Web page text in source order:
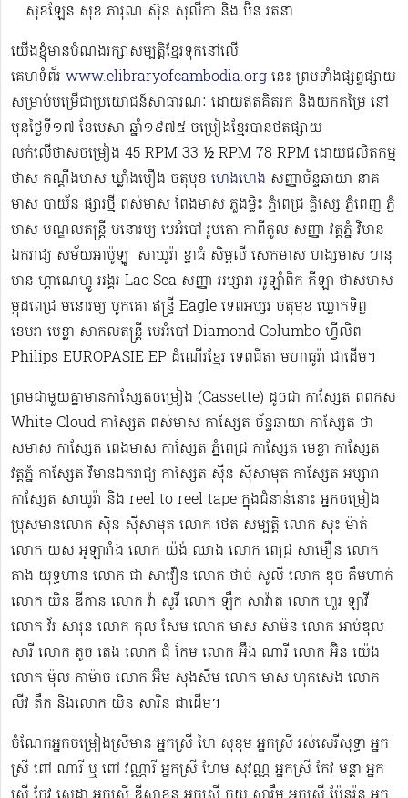
សុខឡែន សុខ ភារុណ ស៊ុន សុលីកា និង ប៊ិន រតនា
យើងខ្ញុំមានបំណងរក្សាសម្បត្តិខ្មែរទុកនៅលើ
គេហទំព័រ www.elibraryofcambodia.org នេះ ព្រមទាំងផ្សព្វផ្សាយ
សម្រាប់បម្រើជាប្រយោជន៍សាធារណៈ ដោយឥតគិតរក និងយកកម្រៃ នៅ
មុនថ្ងៃទី១៧ ខែមេសា ឆ្នាំ១៩៧៥ ចម្រៀងខ្មែរបានថតផ្សាយ
លក់លើថាសចម្រៀង 45 RPM 33 ½ RPM 78 RPM​ ដោយផលិតកម្ម
ថាស កណ្ដឹងមាស ឃ្លាំងមឿង ចតុមុខ ហេងហេង សញ្ញាច័ន្ទឆាយា នាគ
មាស បាយ័ន ផ្សារថ្មី ពស់មាស ពែងមាស ភួងម្លិះ ភ្នំពេជ្រ គ្លិស្សេ ភ្នំពេញ ភ្នំ
មាស មណ្ឌលតន្រ្តី មនោរម្យ មេអំបៅ រូបតោ កាពីតូល សញ្ញា វត្តភ្នំ វិមាន
ឯករាជ្យ សម័យអាប៉ូឡូ ​​​ សាឃូរ៉ា ខ្លាធំ សិម្ពលី សេកមាស ហង្សមាស ហនុ
មាន ហ្គាណេហ្វូ​ អង្គរ Lac Sea សញ្ញា អប្សារា អូឡាំពិក កីឡា ថាសមាស
ម្កុដពេជ្រ មនោរម្យ បូកគោ ឥន្ទ្រី Eagle ទេពអប្សរ ចតុមុខ ឃ្លោកទិព្វ
ខេមរា មេខ្លា សាកលតន្ត្រី មេអំបៅ Diamond Columbo ហ្វីលិព
Philips EUROPASIE EP ដំណើរខ្មែរ​ ទេពធីតា មហាធូរ៉ា ជាដើម​។
ព្រមជាមួយគ្នាមានកាសែ្សតចម្រៀង (Cassette) ដូចជា កាស្សែត ពពកស
White Cloud កាស្សែត ពស់មាស កាស្សែត ច័ន្ទឆាយា កាស្សែត ថា
សមាស កាស្សែត ពេងមាស កាស្សែត ភ្នំពេជ្រ កាស្សែត មេខ្លា កាស្សែត
វត្តភ្នំ កាស្សែត វិមានឯករាជ្យ កាស្សែត ស៊ីន ស៊ីសាមុត កាស្សែត អប្សារា
កាស្សែត សាឃូរ៉ា និង reel to reel tape ក្នុងជំនាន់នោះ អ្នកចម្រៀង
ប្រុសមាន​លោក ស៊ិន ស៊ីសាមុត លោក ​ថេត សម្បត្តិ លោក សុះ ម៉ាត់
លោក យស អូឡារាំង លោក យ៉ង់ ឈាង លោក ពេជ្រ សាមឿន លោក
គាង យុទ្ធហាន លោក ជា សាវឿន លោក ថាច់ សូលី លោក ឌុច គឹមហាក់
លោក យិន ឌីកាន លោក វ៉ា សូវី លោក ឡឹក សាវ៉ាត លោក ហួរ ឡាវី
លោក វ័រ សារុន​ លោក កុល សែម លោក មាស សាម៉ន លោក អាប់ឌុល
សារី លោក តូច តេង លោក ជុំ កែម លោក អ៊ឹង ណារី លោក អ៊ិន យ៉េង​​
លោក ម៉ុល កាម៉ាច លោក អ៊ឹម សុងសឺម ​លោក មាស ហុក​សេង លោក​ ​​
លីវ តឹក និងលោក យិន សារិន ជាដើម។
ចំណែកអ្នកចម្រៀងស្រីមាន អ្នកស្រី ហៃ សុខុម​ អ្នកស្រី រស់សេរី​សុទ្ធា អ្នក
ស្រី ពៅ ណារី ឬ ពៅ វណ្ណារី អ្នកស្រី ហែម សុវណ្ណ អ្នកស្រី កែវ មន្ថា អ្នក